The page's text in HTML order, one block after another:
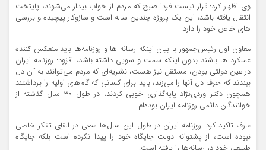
وی اظهار کرد: قرار نیست فردا صبح که مردم از خواب بیدار می‌شوند، پایتخت
انتقال یافته باشد، این یک پروژه چندین ساله است و سازوکار پیچیده و بررسی
های خاص خود را دارد.
معاون اول رئیس‌جمهور با بیان اینکه رسانه ها و روزنامه‌ها باید منعکس کننده
عملکرد ها باشند بدون اینکه سمت و سویی داشته باشد، افزود: روزنامه ایران
در عین دولتی بودن، مستقل نیز هست، نشریه‌ای که مردم می‌توانند به آن دل
ببندند که حرف دل آنها را می‌زند، باید برای کسانی که گام‌های اولیه را برداشتند
همچون دکتر وردی‌نژاد پایه‌گذاری خوبی کردند، در طول ۳۰ سال گذشته از
خوانندگان دائمی روزنامه ایران بوده‌ام.
عارف تاکید کرد: روزنامه ایران در طول این سال‌ها سعی در القای تفکر خاصی
نبوده است، از پشتوانه دولت جایگاه خود را پیدا نکرده است بلکه جایگاه